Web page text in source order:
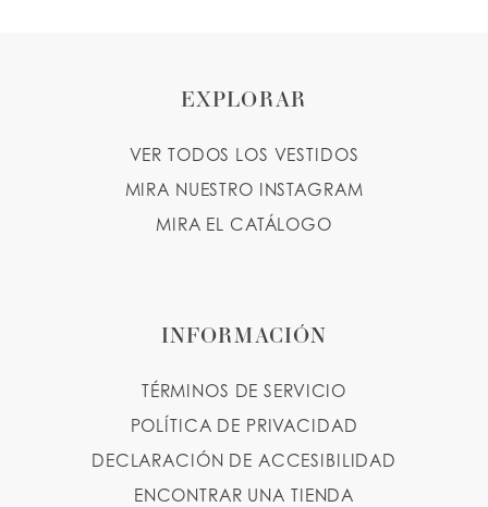
EXPLORAR
VER TODOS LOS VESTIDOS
MIRA NUESTRO INSTAGRAM
MIRA EL CATÁLOGO
INFORMACIÓN
TÉRMINOS DE SERVICIO
POLÍTICA DE PRIVACIDAD
DECLARACIÓN DE ACCESIBILIDAD
ENCONTRAR UNA TIENDA